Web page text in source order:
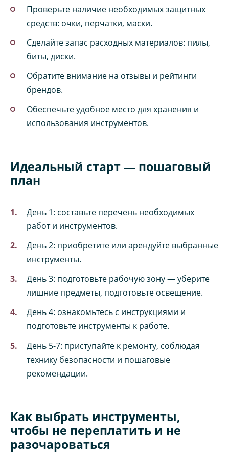
Проверьте наличие необходимых защитных
средств: очки, перчатки, маски.
Сделайте запас расходных материалов: пилы,
биты, диски.
Обратите внимание на отзывы и рейтинги
брендов.
Обеспечьте удобное место для хранения и
использования инструментов.
Идеальный старт — пошаговый
план
День 1: составьте перечень необходимых
работ и инструментов.
День 2: приобретите или арендуйте выбранные
инструменты.
День 3: подготовьте рабочую зону — уберите
лишние предметы, подготовьте освещение.
День 4: ознакомьтесь с инструкциями и
подготовьте инструменты к работе.
День 5-7: приступайте к ремонту, соблюдая
технику безопасности и пошаговые
рекомендации.
Как выбрать инструменты,
чтобы не переплатить и не
разочароваться